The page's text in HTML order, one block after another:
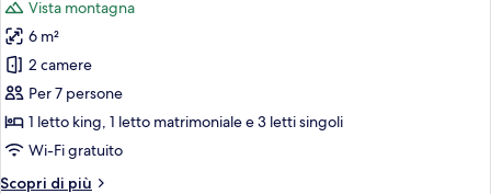
le
foto
per
Appartamento
Comfort,
vista
montagna
Vista montagna
6 m²
2 camere
Per 7 persone
1 letto king, 1 letto matrimoniale e 3 letti singoli
Wi-Fi gratuito
Scopri di più
Altri